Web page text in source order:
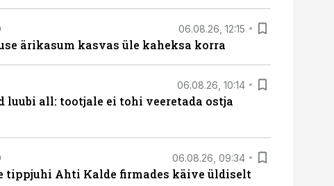
06.08.26, 12:15
ärikasum kasvas üle kaheksa korra
06.08.26, 10:14
luubi all: tootjale ei tohi veeretada ostja
06.08.26, 09:34
tippjuhi Ahti Kalde firmades käive üldiselt